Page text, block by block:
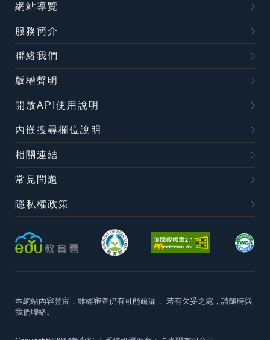
網站導覽
服務簡介
聯絡我們
版權聲明
開放API使用說明
內嵌搜尋欄位說明
相關連結
常見問題
隱私權政策
本網站內容豐富，雖經審查仍有可能疏漏， 若有欠妥之處，請隨時與
我們聯絡。